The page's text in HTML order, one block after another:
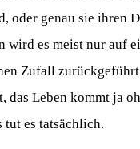
oder genau sie ihren
wird es meist nur auf
Zufall
das Leben kommt ja
tut es tatsächlich.